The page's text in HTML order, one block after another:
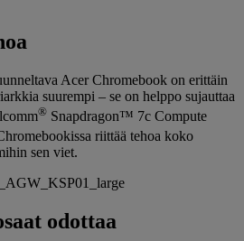
Acer Chromebook on erittäin
suurempi – se on helppo sujauttaa
® Snapdragon™ 7c Compute
riittää tehoa koko
sen viet.
odottaa